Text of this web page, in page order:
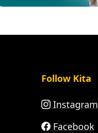
Follow Kita
Instagram
Facebook